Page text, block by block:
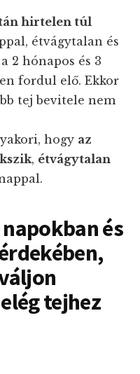
hirtelen túl
étvágytalan és
2 hónapos és 3
fordul elő. Ekkor
tej bevitele nem
hogy az
, étvágytalan
és
tejhez